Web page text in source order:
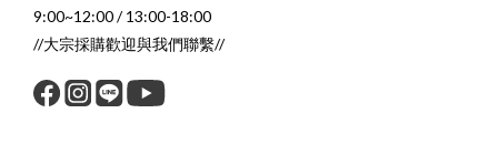
9:00~12:00 / 13:00-18:00
//大宗採購歡迎與我們聯繫//